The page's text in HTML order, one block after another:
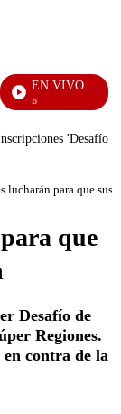
EN VIVO
Llamo
'Desafío'
lucharán para que sus
que
Desafío de
Regiones.
contra de la